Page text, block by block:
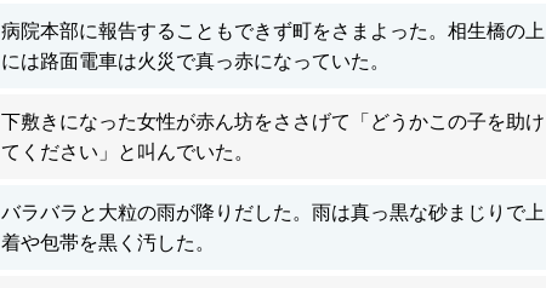
病院本部に報告することもできず町をさまよった。相生橋の上
には路面電車は火災で真っ赤になっていた。
下敷きになった女性が赤ん坊をささげて「どうかこの子を助け
てください」と叫んでいた。
バラバラと大粒の雨が降りだした。雨は真っ黒な砂まじりで上
着や包帯を黒く汚した。